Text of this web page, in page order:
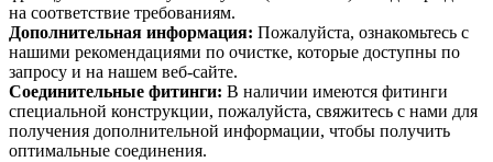
на соответствие требованиям.
Дополнительная информация: Пожалуйста, ознакомьтесь с
нашими рекомендациями по очистке, которые доступны по
запросу и на нашем веб-сайте.
Соединительные фитинги: В наличии имеются фитинги
специальной конструкции, пожалуйста, свяжитесь с нами для
получения дополнительной информации, чтобы получить
оптимальные соединения.